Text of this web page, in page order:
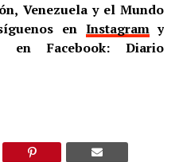
Venezuela y el Mundo
en Instagramy
Facebook: Diario